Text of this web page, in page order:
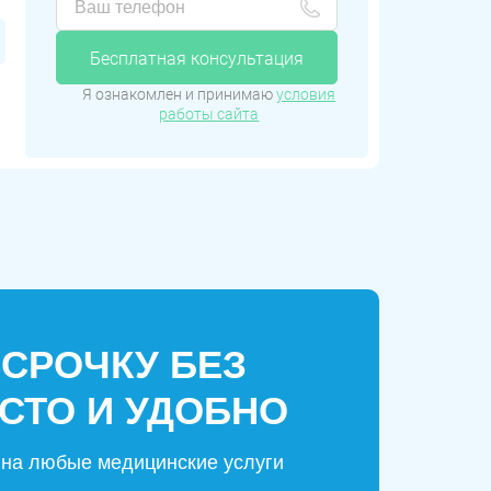
Бесплатная консультация
Я ознакомлен и принимаюусловия
работы сайта
БЕЗ
И УДОБНО
любые медицинские услуги